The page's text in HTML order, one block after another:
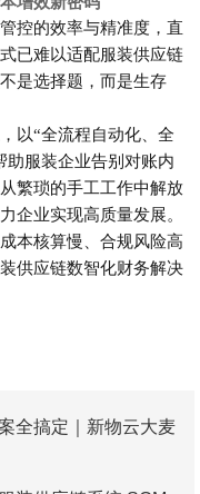
控的效率与精准度，直
已难以适配服装供应链
是选择题，而是生存
以“全流程自动化、全
助服装企业告别对账内
繁琐的手工工作中解放
企业实现高质量发展。
本核算慢、合规风险高
供应链数智化财务解决
全搞定｜新物云大麦